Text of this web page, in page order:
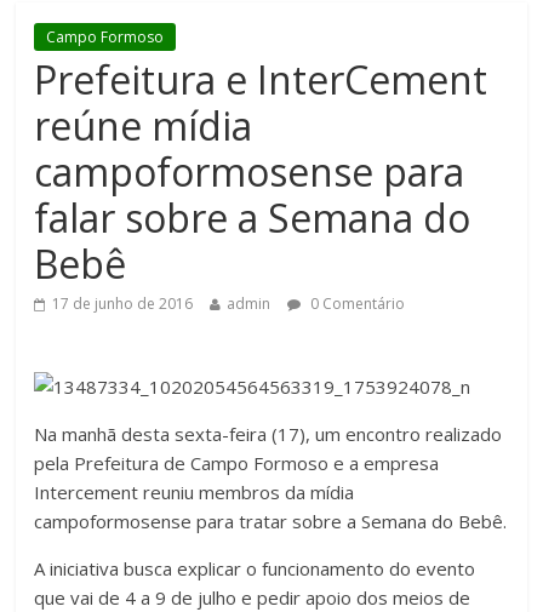
Campo Formoso
Prefeitura e InterCement
reúne mídia
campoformosense para
falar sobre a Semana do
Bebê
17 de junho de 2016 admin 0 Comentário
Na manhã desta sexta-feira (17), um encontro realizado
pela Prefeitura de Campo Formoso e a empresa
Intercement reuniu membros da mídia
campoformosense para tratar sobre a Semana do Bebê.
A iniciativa busca explicar o funcionamento do evento
que vai de 4 a 9 de julho e pedir apoio dos meios de